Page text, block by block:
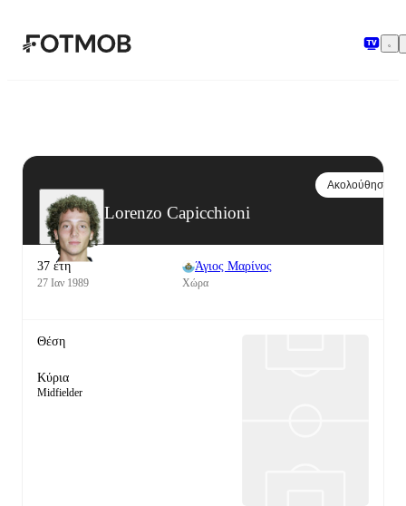
Lorenzo Capicchioni
Ακολούθησε
37 έτη
27 Ιαν 1989
Άγιος Μαρίνος
Χώρα
Θέση
Κύρια
Midfielder